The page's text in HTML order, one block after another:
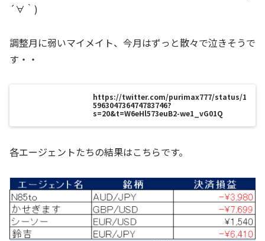
´∀｀)
調整月に弱いマイメイト、今月はずっと散々で泣きそうで
す・・
https://twitter.com/purimax777/status/1
596304736474783746?
s=20&t=W6eHl573euB2-we1_vG01Q
各エージェントたちの結果はこちらです。